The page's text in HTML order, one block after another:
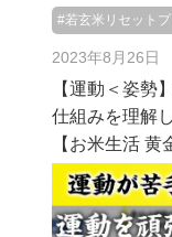
#若玄米リセット
2023年8月26日
【運動＜姿勢
仕組みを理解
【お米生活 黄